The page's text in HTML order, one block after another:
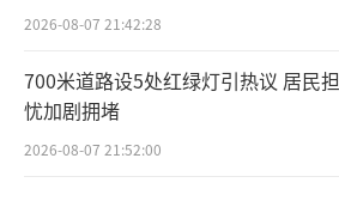
2026-08-07 21:42:28
700米道路设5处红绿灯引热议 居民担
忧加剧拥堵
2026-08-07 21:52:00